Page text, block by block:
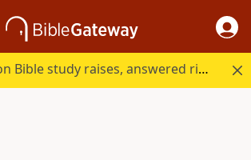
Every question Bible study raises, answered right here.